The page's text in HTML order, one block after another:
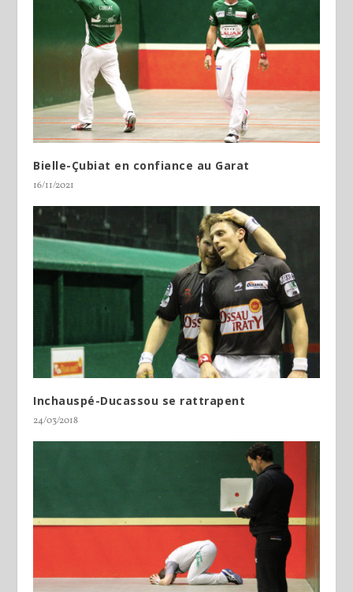
Bielle-Çubiat en confiance au Garat
16/11/2021
Inchauspé-Ducassou se rattrapent
24/03/2018